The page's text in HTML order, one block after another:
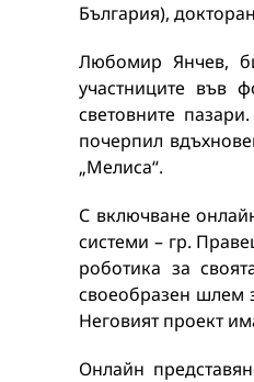
България),
Любомир Янчев,
участниците във
световните
почерпил
„Мелиса“.
С включване
системи – гр.
роботика за
своеобразен шлем
Неговият проект
Онлайн